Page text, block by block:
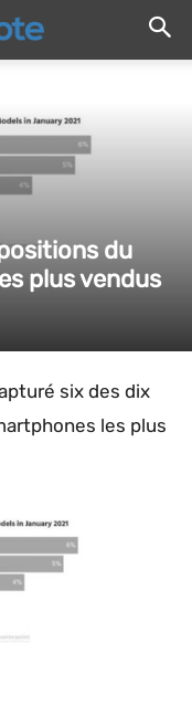
du
plus vendus
six des dix
les plus